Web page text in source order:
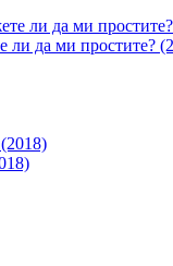
ли да ми простите?